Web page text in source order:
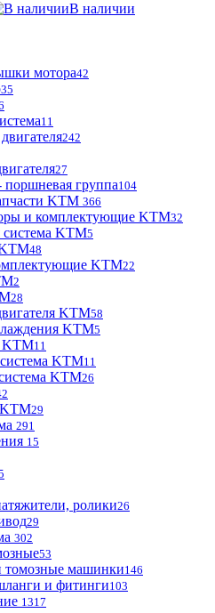
В наличии
мотора42
35
11
242
27
группа104
KTM 366
и комплектующие KTM32
KTM5
48
KTM22
2
28
KTM58
KTM5
KTM11
KTM11
KTM26
29
291
15
ролики26
29
302
53
томозные машинки146
и фитинги103
1317